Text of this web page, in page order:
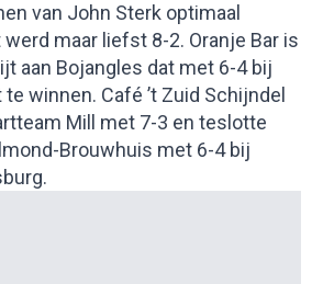
van John Sterk optimaal
maar liefst 8-2. Oranje Bar is
aan Bojangles dat met 6-4 bij
winnen. Café ’t Zuid Schijndel
Mill met 7-3 en teslotte
Brouwhuis met 6-4 bij